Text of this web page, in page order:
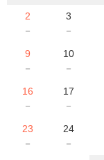
2
－
3
－
9
－
10
－
16
－
17
－
23
－
24
－